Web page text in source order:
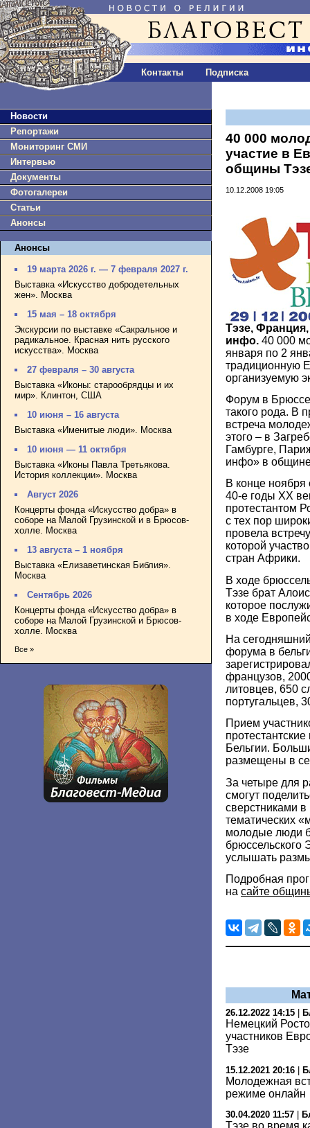
Контакты Подписка
Новости
Репортажи
Мониторинг СМИ
Интервью
Документы
Фотогалереи
Статьи
Анонсы
Анонсы
19 марта 2026 г. — 7 февраля 2027 г.
Выставка «Искусство добродетельных
жен». Москва
15 мая – 18 октября
Экскурсии по выставке «Сакральное и
радикальное. Красная нить русского
искусства». Москва
27 февраля – 30 августа
Выставка «Иконы: старообрядцы и их
мир». Клинтон, США
10 июня – 16 августа
Выставка «Именитые люди». Москва
10 июня — 11 октября
Выставка «Иконы Павла Третьякова.
История коллекции». Москва
Август 2026
Концерты фонда «Искусство добра» в
соборе на Малой Грузинской и в Брюсов-
холле. Москва
13 августа – 1 ноября
Выставка «Елизаветинская Библия».
Москва
Сентябрь 2026
Концерты фонда «Искусство добра» в
соборе на Малой Грузинской и Брюсов-
холле. Москва
Все »
40 000
участие в
общины
10.12.2008 19:05
Тэзе, Франция,
инфо. 40 000
января по 2
традиционную
организуемую
Форум в
такого рода. В
встреча
этого – в
Гамбурге,
инфо» в
В конце
40-е годы ХХ
протестантом
с тех пор
провела
которой
стран Африки.
В ходе
Тэзе брат
которое
в ходе
На
форума в
французов,
литовцев, 650
португальцев,
Прием
Бельгии.
размещены в
За четыре для
смогут
сверстниками
тематических
молодые люди
брюссельского
услышать
Подробная
на сайте
26.12.2022 14:15
Немецкий
участников
Тэзе
15.12.2021 20:16 |
Молодежная
режиме онлайн
30.04.2020 11:57
Тэзе во время